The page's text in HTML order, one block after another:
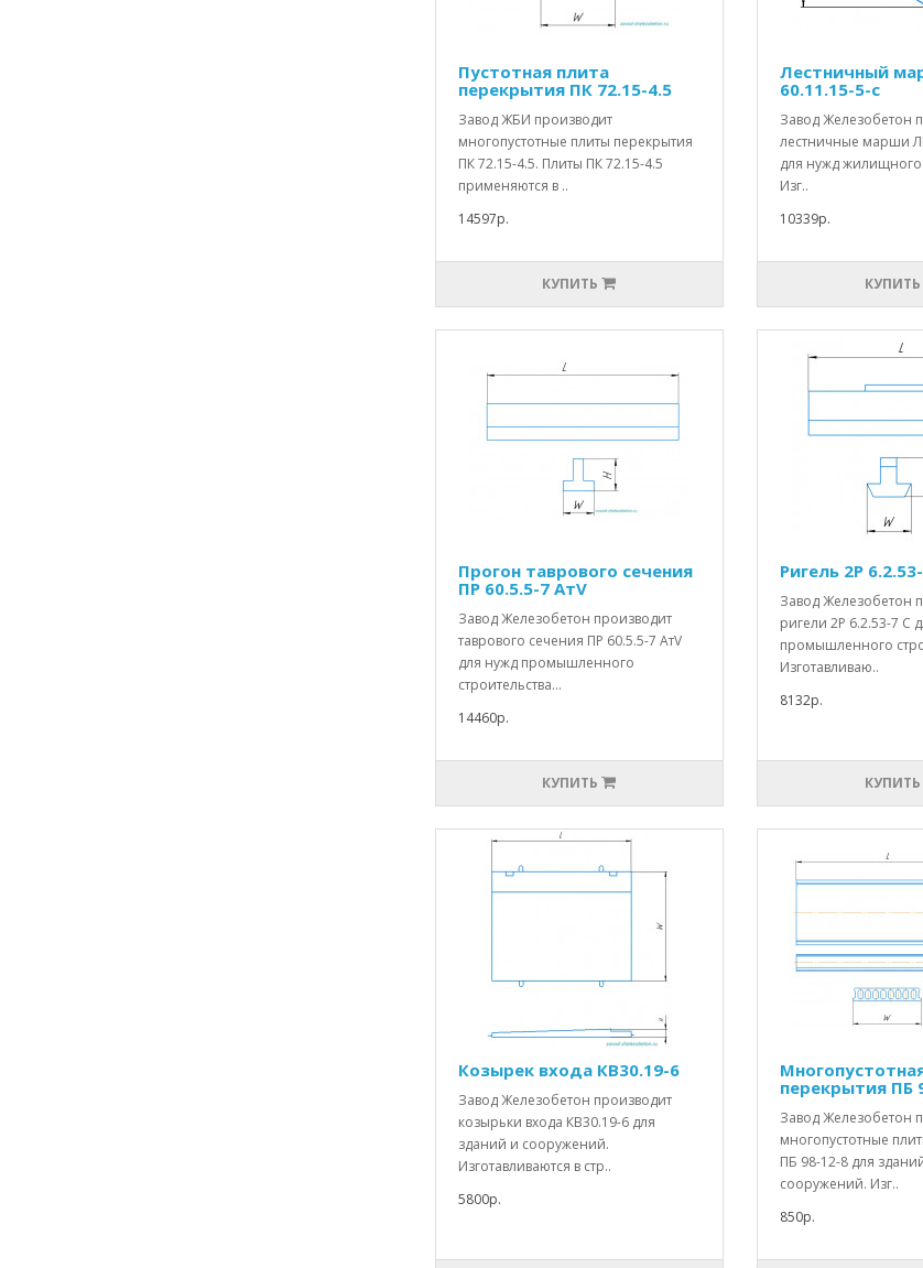
Пустотная плита
перекрытия ПК 72.15-4.5
Завод ЖБИ производит
многопустотные плиты перекрытия
ПК 72.15-4.5. Плиты ПК 72.15-4.5
применяются в ..
14597р.
КУПИТЬ
Лестничный
60.11.15-5-с
Завод Железобетон
лестничные марши
для нужд жилищного
Изг..
10339р.
КУПИТЬ
Прогон таврового сечения
ПР 60.5.5-7 АтV
Завод Железобетон производит
таврового сечения ПР 60.5.5-7 АтV
для нужд промышленного
строительства...
14460р.
КУПИТЬ
Ригель 2Р
Завод Железобетон
ригели 2Р 6.2.53-7 С
промышленного
Изготавливаю..
8132р.
КУПИТЬ
Козырек входа КВ30.19-6
Завод Железобетон производит
козырьки входа КВ30.19-6 для
зданий и сооружений.
Изготавливаются в стр..
5800р.
перекрытия ПБ
Завод Железобетон
многопустотные
ПБ 98-12-8 для
сооружений. Изг..
850р.